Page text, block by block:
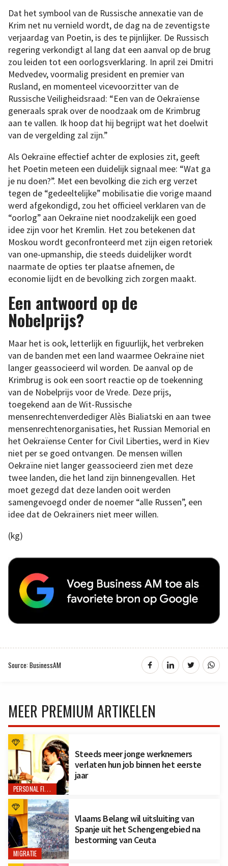
Dat het symbool van de Russische annexatie van de
Krim net nu vernield wordt, de dag na de zeventigste
verjaardag van Poetin, is des te pijnlijker. De Russisch
regering verkondigt al lang dat een aanval op de brug
zou leiden tot een oorlogsverklaring. In april zei Dmitri
Medvedev, voormalig president en premier van
Rusland, en momenteel vicevoorzitter van de
Russische Veiligheidsraad: “Een van de Oekraïense
generaals sprak over de noodzaak om de Krimbrug
aan te vallen. Ik hoop dat hij begrijpt wat het doelwit
van de vergelding zal zijn.”
Als Oekraïne effectief achter de explosies zit, geeft
het Poetin meteen een duidelijk signaal mee: “Wat ga
je nu doen?”. Met een bevolking die zich erg verzet
tegen de “gedeeltelijke” mobilisatie die vorige maand
werd afgekondigd, zou het officieel verklaren van de
“oorlog” aan Oekraïne niet noodzakelijk een goed
idee zijn voor het Kremlin. Het zou betekenen dat
Moskou wordt geconfronteerd met zijn eigen retoriek
van one-upmanship, die steeds duidelijker wordt
naarmate de opties ter plaatse afnemen, de
economie lijdt en de bevolking zich zorgen maakt.
Een antwoord op de
Nobelprijs?
Maar het is ook, letterlijk en figuurlijk, het verbreken
van de banden met een land waarmee Oekraïne niet
langer geassocieerd wil worden. De aanval op de
Krimbrug is ook een soort reactie op de toekenning
van de Nobelprijs voor de Vrede. Deze prijs,
toegekend aan de Wit-Russische
mensenrechtenverdediger Alès Bialiatski en aan twee
mensenrechtenorganisaties, het Russian Memorial en
het Oekraïense Center for Civil Liberties, werd in Kiev
niet per se goed ontvangen. De mensen willen
Oekraïne niet langer geassocieerd zien met deze
twee landen, die het land zijn binnengevallen. Het
moet gezegd dat deze landen ooit werden
samengevoegd onder de noemer “alle Russen”, een
idee dat de Oekraïners niet meer willen.
(kg)
Source: BusinessAM
MEER PREMIUM ARTIKELEN
PERSONAL FINANCE
Steeds meer jonge werknemers
verlaten hun job binnen het eerste
jaar
MIGRATIE
Vlaams Belang wil uitsluiting van
Spanje uit het Schengengebied na
bestorming van Ceuta